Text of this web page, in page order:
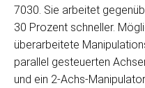
7030. Sie arbeitet
30 Prozent schneller.
überarbeitete
parallel gesteuerten
und ein 2-Achs-